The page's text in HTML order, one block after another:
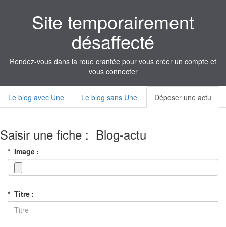
Site temporairement
désaffecté
Rendez-vous dans la roue crantée pour vous créer un compte et
vous connecter
Le blog avec Une Le blog sans Une Déposer une actu
Saisir une fiche : Blog-actu
Image
Titre